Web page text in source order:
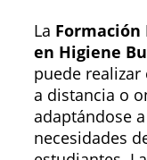
La Formación
en Higiene
puede
a distancia o
adaptándose
necesidades